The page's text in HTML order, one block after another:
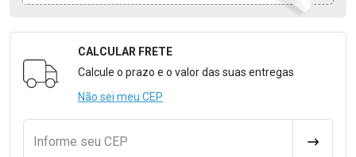
Formulário para Calcular o Frete
CALCULAR FRETE
Calcule o prazo e o valor das suas entregas
Não sei meu CEP
Informe seu CEP